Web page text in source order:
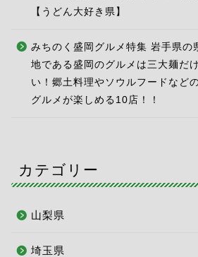
【うどん大好き県】
みちのく盛岡グルメ特集 岩手県の
地である盛岡のグルメは三大麺だ
い！郷土料理やソウルフードなど
グルメが楽しめる10店！！
カテゴリー
山梨県
埼玉県